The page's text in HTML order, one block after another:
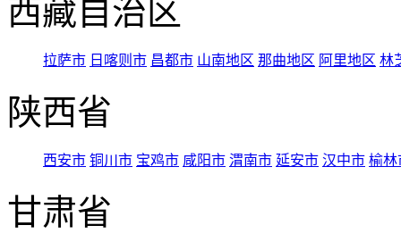
西藏自治区
拉萨市 日喀则市 昌都市 山南地区 那曲地区 阿里地区 林
陕西省
西安市 铜川市 宝鸡市 咸阳市 渭南市 延安市 汉中市 榆林
甘肃省